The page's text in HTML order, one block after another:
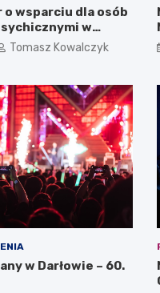
wsparciu dla osób
w
na 2026 rok
Tomasz Kowalczyk
w Darłowie – 60.